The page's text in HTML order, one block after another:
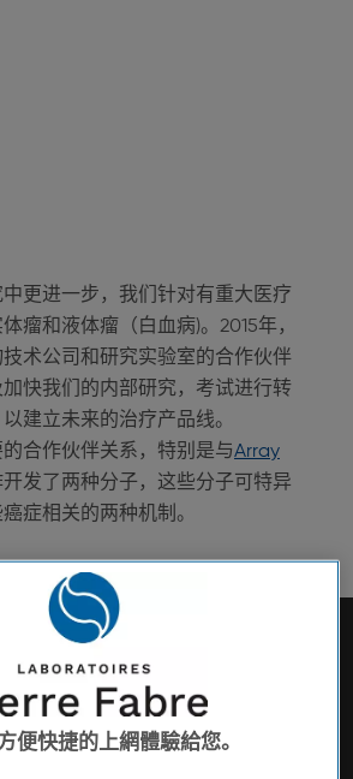
更进一步，我们针对有重大医疗
瘤和液体瘤（白血病)。2015年，
术公司和研究实验室的合作伙伴
快我们的内部研究，考试进行转
建立未来的治疗产品线。
合作伙伴关系，特别是与Array
开发了两种分子，这些分子可特异
症相关的两种机制。
便快捷的上網體驗給您。